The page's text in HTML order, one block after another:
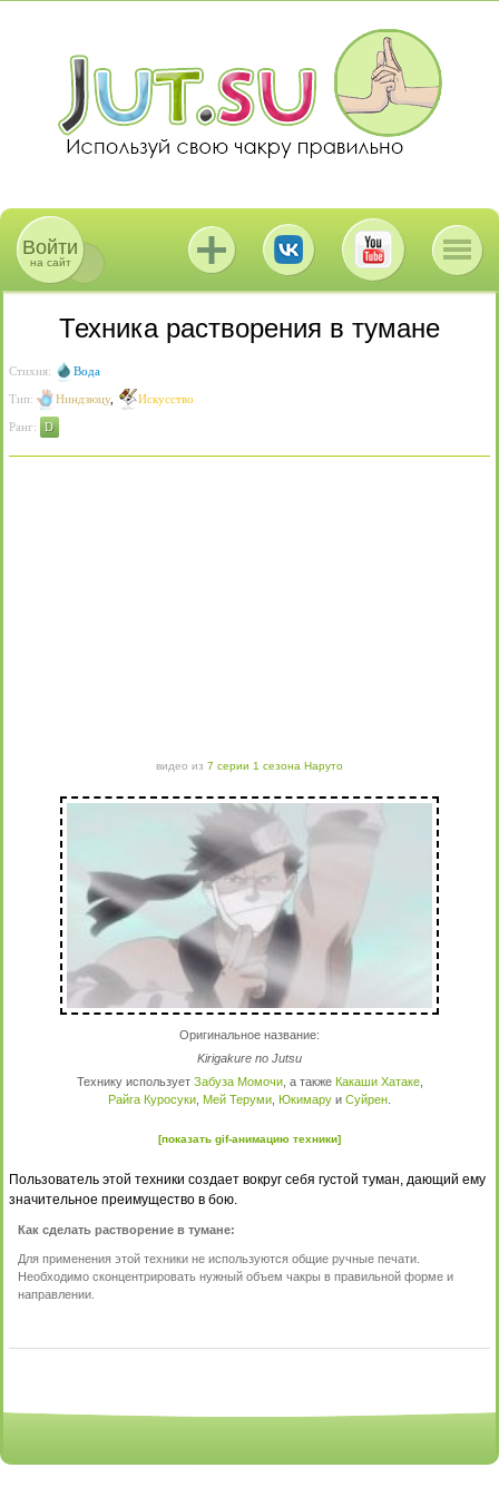
Войти
на сайт
Техника растворения в тумане
Стихия: Вода
Тип: Ниндзюцу, Искусство
Ранг: D
видео из 7 серии 1 сезона Наруто
Оригинальное название:
Kirigakure no Jutsu
Технику использует Забуза Момочи, а также Какаши Хатаке,
Райга Куросуки Мей Теруми Юкимару и Суйрен
[показать gif-анимацию техники]
Пользователь этой техники создает вокруг себя густой туман, дающий ему
значительное преимущество в бою.
Как сделать растворение в тумане:
Для применения этой техники не используются общие ручные печати.
Необходимо сконцентрировать нужный объем чакры в правильной форме и
направлении.